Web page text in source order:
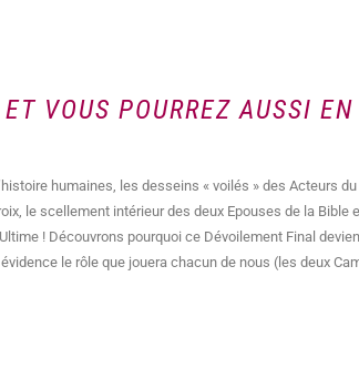
VOUS POURREZ AUSSI
humaines, les desseins « voilés » des Acteurs
le scellement intérieur des deux Epouses de la Bible
! Découvrons pourquoi ce Dévoilement Final
le rôle que jouera chacun de nous (les deux